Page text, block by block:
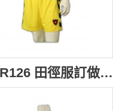
WTR126 田徑服訂做 田徑服印製 香港波衫鋪 球隊波衫 黃色